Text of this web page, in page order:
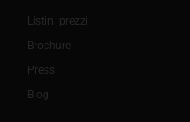
Listini prezzi
Brochure
Press
Blog